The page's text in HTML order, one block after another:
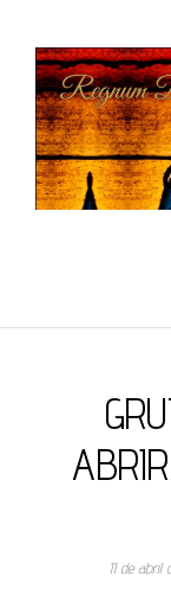
11 de abril